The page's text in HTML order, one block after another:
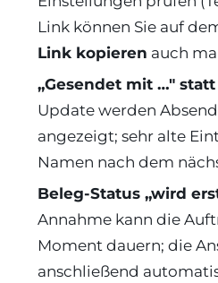
Link können Sie auf
Link kopieren auch
„Gesendet mit …" statt
Update werden
angezeigt; sehr alte
Namen nach dem
Beleg-Status „wird
Annahme kann die
Moment dauern; die
anschließend